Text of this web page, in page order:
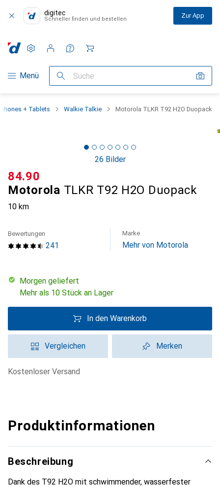
digitec
Schneller finden und bestellen Zur App
Navigation nach Kategorien
Menü Suche
Einstellungen
Kundenkonto
Vergleichslisten
Merklisten
Warenkorb
+ Tablets Walkie Talkie Motorola TLKR T92 H2O Duopack
26 Bilder
Motorola TLKR T92 H2O Duopack
10 km
CHF
84.90
241
Bewertungen Marke
Mehr von Motorola
morgen geliefert
Mehr als 10 Stück an Lager
In den Warenkorb
Vergleichen Merken
kostenloser Versand
Produktinformationen
Beschreibung
Dank des T92 H2O mit schwimmender, wasserfester